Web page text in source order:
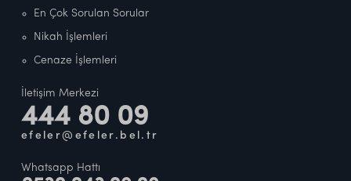
En Çok Sorulan Sorular
Nikah İşlemleri
Cenaze İşlemleri
İletişim Merkezi
444 80 09
efeler@efeler.bel.tr
Whatsapp Hattı